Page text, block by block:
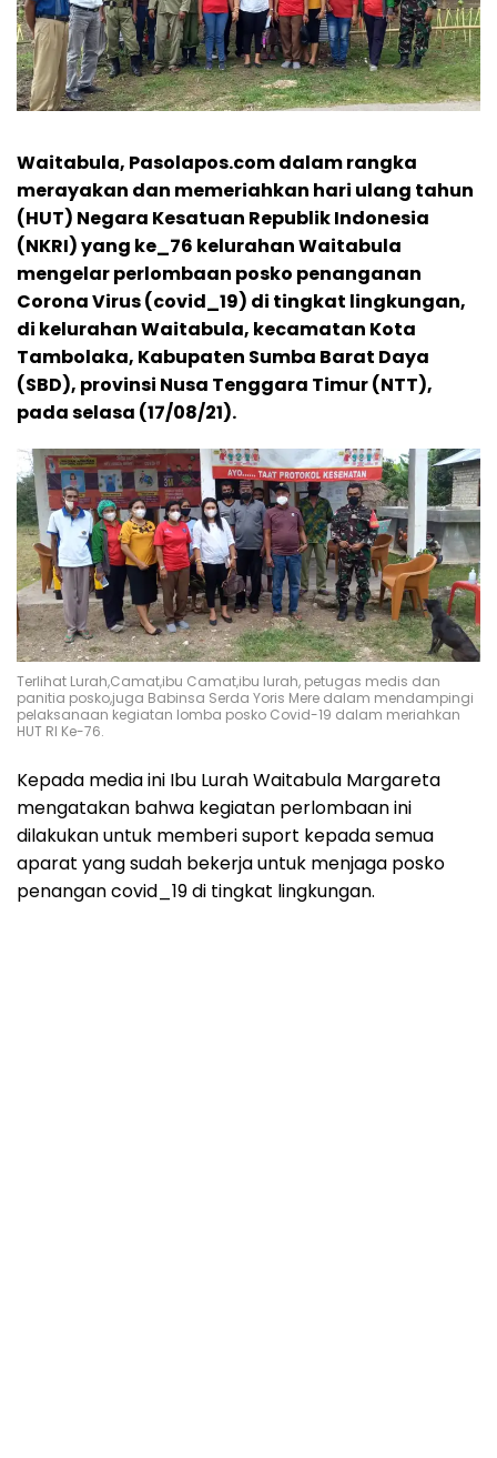
Waitabula, Pasolapos.com dalam rangka
merayakan dan memeriahkan hari ulang tahun
(HUT) Negara Kesatuan Republik Indonesia
(NKRI) yang ke_76 kelurahan Waitabula
mengelar perlombaan posko penanganan
Corona Virus (covid_19) di tingkat lingkungan,
di kelurahan Waitabula, kecamatan Kota
Tambolaka, Kabupaten Sumba Barat Daya
(SBD), provinsi Nusa Tenggara Timur (NTT),
pada selasa (17/08/21).
Terlihat Lurah,Camat,ibu Camat,ibu lurah, petugas medis dan
panitia posko,juga Babinsa Serda Yoris Mere dalam mendampingi
pelaksanaan kegiatan lomba posko Covid-19 dalam meriahkan
HUT RI Ke-76.
Kepada media ini Ibu Lurah Waitabula Margareta
mengatakan bahwa kegiatan perlombaan ini
dilakukan untuk memberi suport kepada semua
aparat yang sudah bekerja untuk menjaga posko
penangan covid_19 di tingkat lingkungan.